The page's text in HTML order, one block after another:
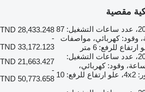
مقصية
سنة التصنيع: 2022، عدد ساعات التشغيل: 87
وقود: كهربائي، مواصفات
TND 28,433.248
-
TND 33,172.123
سنة التصنيع: 2016، عدد ساعات التشغيل:
متر / ساعة، وقود: كهربائي،
مواصفات المحاور: 4x2، علو ارتفاع للرفع: 10
TND 21,663.427
-
TND 50,773.658